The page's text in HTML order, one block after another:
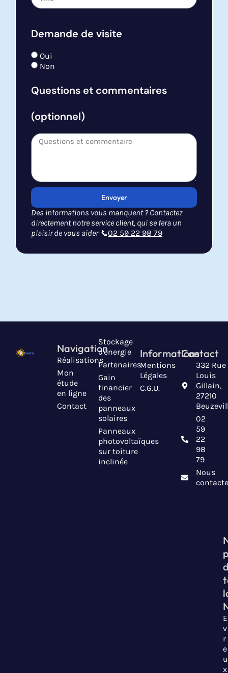
Demande de visite
Oui
Non
Questions et commentaires
(optionnel)
Envoyer
Des informations vous manquent ? Contactez
directement notre service client, qui se fera un
plaisir de vous aider 📞02 59 22 98 79
Navigation
Réalisations
Mon
étude
en ligne
Contact
Stockage
d'énergie
Partenaires
Gain
financier
des
panneaux
solaires
Panneaux
photovoltaïques
sur toiture
inclinée
Informations
Mentions
Légales
C.G.U.
Contact
332 Rue
Louis
Gillain,
27210
02
59
22
98
79
Nous
E
v
r
e
u
x